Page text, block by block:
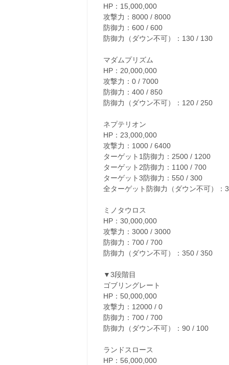
HP：15,000,000
攻撃力：8000 / 8000
防御力：600 / 600
防御力（ダウン不可）：130 / 130
マダムプリズム
HP：20,000,000
攻撃力：0 / 7000
防御力：400 / 850
防御力（ダウン不可）：120 / 250
ネプテリオン
HP：23,000,000
攻撃力：1000 / 6400
ターゲット1防御力：2500 / 1200
ターゲット2防御力：1100 / 700
ターゲット3防御力：550 / 300
全ターゲット防御力（ダウン不可）：
ミノタウロス
HP：30,000,000
攻撃力：3000 / 3000
防御力：700 / 700
防御力（ダウン不可）：350 / 350
▼3段階目
ゴブリングレート
HP：50,000,000
攻撃力：12000 / 0
防御力：700 / 700
防御力（ダウン不可）：90 / 100
ランドスロース
HP：56,000,000